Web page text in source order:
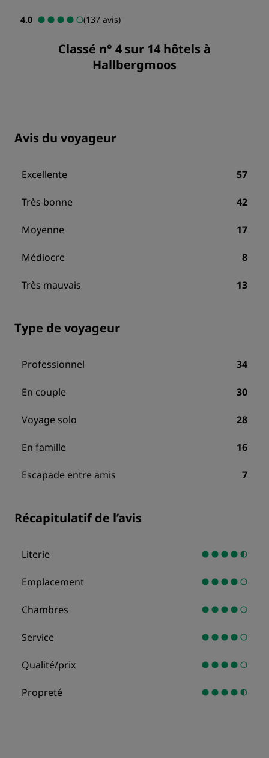
4.0 (137 avis)
Classé n° 4 sur 14 hôtels à
Hallbergmoos
Avis du voyageur
Excellente 57
Très bonne 42
Moyenne 17
Médiocre 8
Très mauvais 13
Type de voyageur
Professionnel 34
En couple 30
Voyage solo 28
En famille 16
Escapade entre amis 7
Récapitulatif de l’avis
Literie
Emplacement
Chambres
Service
Qualité/prix
Propreté